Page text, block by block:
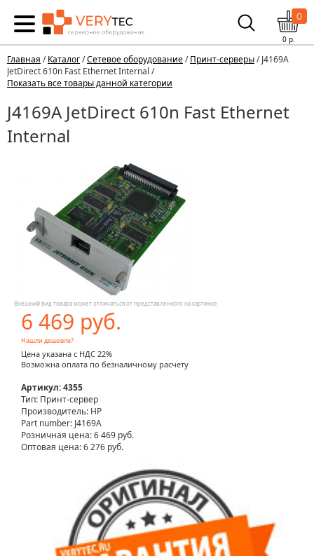
0
0р.
Главная /Каталог/Сетевое оборудование/Принт-серверы/ J4169A
JetDirect 610n Fast Ethernet Internal /
Показать все товары данной категории
J4169A JetDirect 610n Fast Ethernet
Internal
Внешний вид товара может отличаться от представленного на картинке
6 469 руб.
Нашли дешевле?
Цена указана с НДС 22%
Возможна оплата по безналичному расчету
Артикул: 4355
Тип: Принт-сервер
Производитель: HP
Part number: J4169A
Розничная цена:6 469 руб.
Оптовая цена: 6 276 руб.